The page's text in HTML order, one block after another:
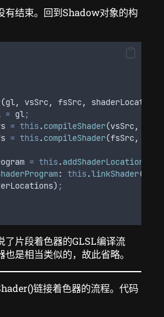
有结束。回到Shadow对象的构
(gl, vsSrc , fsSrc , shaderLocations
= gl;
= this.compileShader(vsSrc ,
= this.compileShader(fsSrc ,
= this.addShaderLocations
: this.linkShader(
) ;
了片段着色器的GLSL编译流
是相当类似的，故此省略。
链接着色器的流程。代码